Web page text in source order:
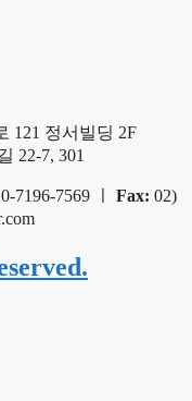
121 정서빌딩 2F
22-7, 301
7196-7569 ㅣ Fax: 02)